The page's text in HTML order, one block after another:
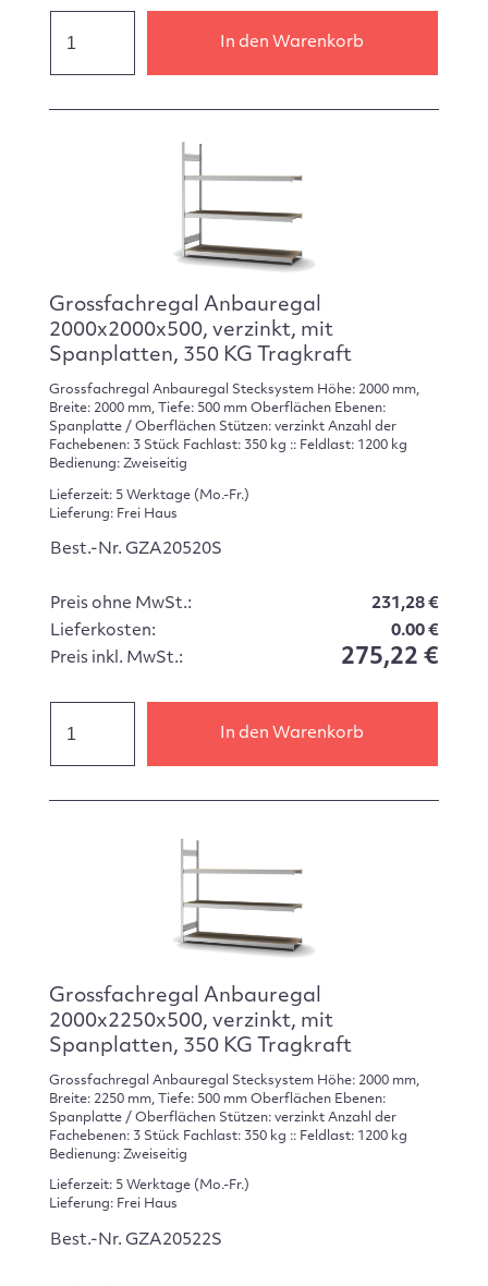
In den Warenkorb
Grossfachregal Anbauregal
2000x2000x500, verzinkt, mit
Spanplatten, 350 KG Tragkraft
Grossfachregal Anbauregal Stecksystem Höhe: 2000 mm,
Breite: 2000 mm, Tiefe: 500 mm Oberflächen Ebenen:
Spanplatte / Oberflächen Stützen: verzinkt Anzahl der
Fachebenen: 3 Stück Fachlast: 350 kg :: Feldlast: 1200 kg
Bedienung: Zweiseitig
Lieferzeit: 5 Werktage (Mo.-Fr.)
Lieferung: Frei Haus
Best.-Nr. GZA20520S
Preis ohne MwSt.:
231,28 €
Lieferkosten:
0.00 €
Preis inkl. MwSt.:
275,22 €
In den Warenkorb
Grossfachregal Anbauregal
2000x2250x500, verzinkt, mit
Spanplatten, 350 KG Tragkraft
Grossfachregal Anbauregal Stecksystem Höhe: 2000 mm,
Breite: 2250 mm, Tiefe: 500 mm Oberflächen Ebenen:
Spanplatte / Oberflächen Stützen: verzinkt Anzahl der
Fachebenen: 3 Stück Fachlast: 350 kg :: Feldlast: 1200 kg
Bedienung: Zweiseitig
Lieferzeit: 5 Werktage (Mo.-Fr.)
Lieferung: Frei Haus
Best.-Nr. GZA20522S